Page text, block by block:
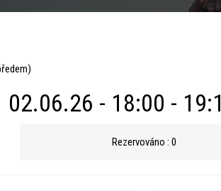
02.06.26 - 18:00 -
Rezervováno : 0